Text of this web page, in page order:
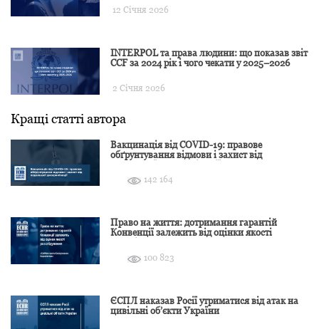
12 Січня 2026
INTERPOL та права людини: що показав звіт
CCF за 2024 рік і чого чекати у 2025–2026
2 Січня 2026
Кращі статті автора
Вакцинація від COVID-19: правове
обґрунтування відмови і захист від
142 164
Право на життя: дотримання гарантій
Конвенції залежить від оцінки якості
100 823
ЄСПЛ наказав Росії утриматися від атак на
цивільні об’єкти України